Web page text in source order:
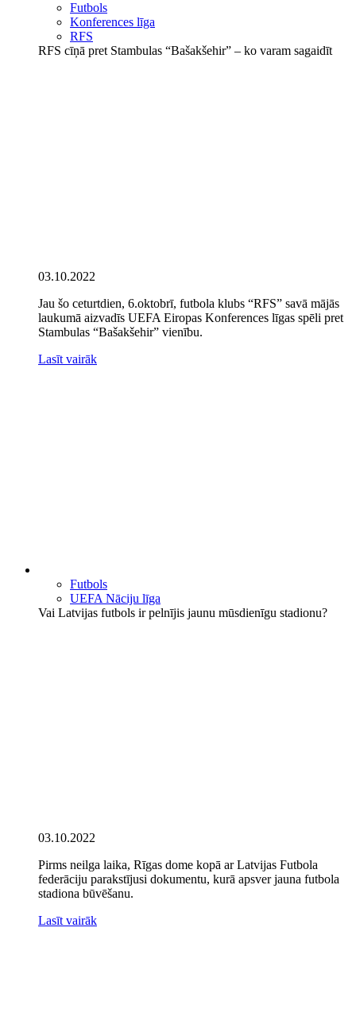
Futbols
Konferences līga
RFS
RFS cīņā pret Stambulas “Bašakšehir” – ko varam sagaidīt
03.10.2022
Jau šo ceturtdien, 6.oktobrī, futbola klubs “RFS” savā mājās
laukumā aizvadīs UEFA Eiropas Konferences līgas spēli pret
Stambulas “Bašakšehir” vienību.
Lasīt vairāk
Futbols
UEFA Nāciju līga
Vai Latvijas futbols ir pelnījis jaunu mūsdienīgu stadionu?
03.10.2022
Pirms neilga laika, Rīgas dome kopā ar Latvijas Futbola
federāciju parakstījusi dokumentu, kurā apsver jauna futbola
stadiona būvēšanu.
Lasīt vairāk